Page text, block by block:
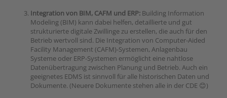
Integration von BIM, CAFM und ERP: Building Information
Modeling (BIM) kann dabei helfen, detaillierte und gut
strukturierte digitale Zwillinge zu erstellen, die auch für den
Betrieb wertvoll sind. Die Integration von Computer-Aided
Facility Management (CAFM)-Systemen, Anlagenbau
Systeme oder ERP-Systemen ermöglicht eine nahtlose
Datenübertragung zwischen Planung und Betrieb. Auch ein
geeignetes EDMS ist sinnvoll für alle historischen Daten und
Dokumente. (Neuere Dokumente stehen alle in der CDE 😊)